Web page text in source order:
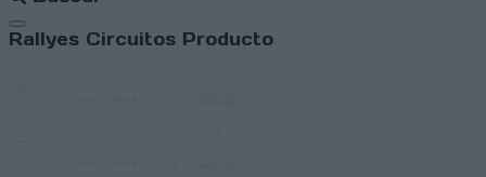
Abrir menú
Rallyes Circuitos Producto